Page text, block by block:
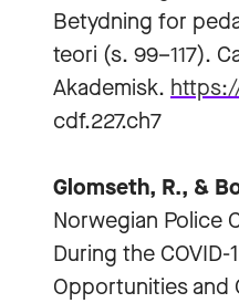
Betydning for
teori (s. 99–117).
Akademisk.
cdf.227.ch7
Glomseth, R., &
Norwegian Police
During the
Opportunities and